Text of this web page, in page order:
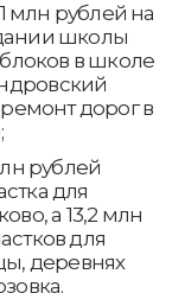
млн рублей на
школы
в школе
дорог в
рублей
для
а 13,2 млн
для
деревнях